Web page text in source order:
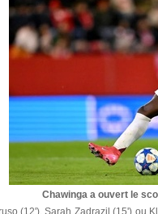
Chawinga a ouvert le
(12'), Sarah Zadrazil (15') ou